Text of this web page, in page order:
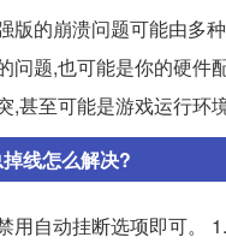
版的崩溃问题可能由多
问题,也可能是你的硬件
,甚至可能是游戏运行环
线怎么解决?
用自动挂断选项即可。